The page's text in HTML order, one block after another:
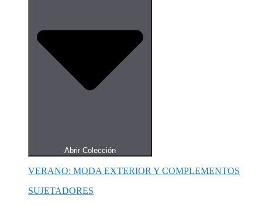
Abrir Colección
VERANO: MODA EXTERIOR Y COMPLEMENTOS
SUJETADORES